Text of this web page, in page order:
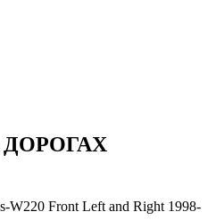
W220 Front Left and Right 1998-